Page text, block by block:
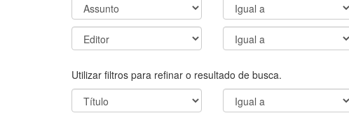
Utilizar filtros para refinar o resultado de busca.